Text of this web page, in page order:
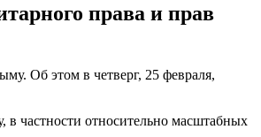
права и прав
Об этом в четверг, 25 февраля,
частности относительно масштабных